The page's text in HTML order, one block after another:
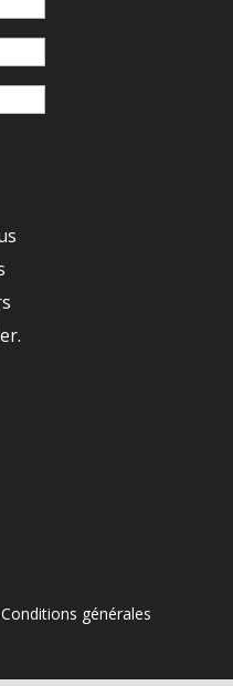
Conditions générales